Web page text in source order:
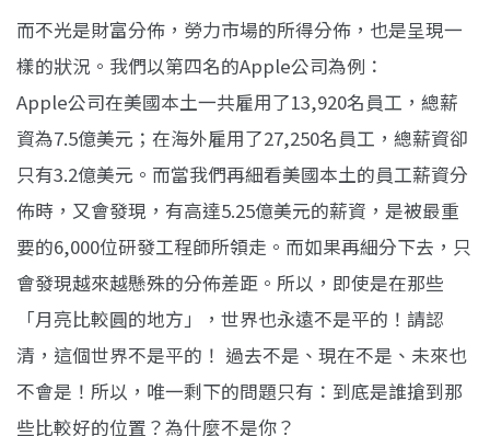
而不光是財富分佈，勞力市場的所得分佈，也是呈現一
樣的狀況。我們以第四名的Apple公司為例：
Apple公司在美國本土一共雇用了13,920名員工，總薪
資為7.5億美元；在海外雇用了27,250名員工，總薪資卻
只有3.2億美元。而當我們再細看美國本土的員工薪資分
佈時，又會發現，有高達5.25億美元的薪資，是被最重
要的6,000位研發工程師所領走。而如果再細分下去，只
會發現越來越懸殊的分佈差距。所以，即使是在那些
「月亮比較圓的地方」，世界也永遠不是平的！請認
清，這個世界不是平的！ 過去不是、現在不是、未來也
不會是！所以，唯一剩下的問題只有：到底是誰搶到那
些比較好的位置？為什麼不是你？